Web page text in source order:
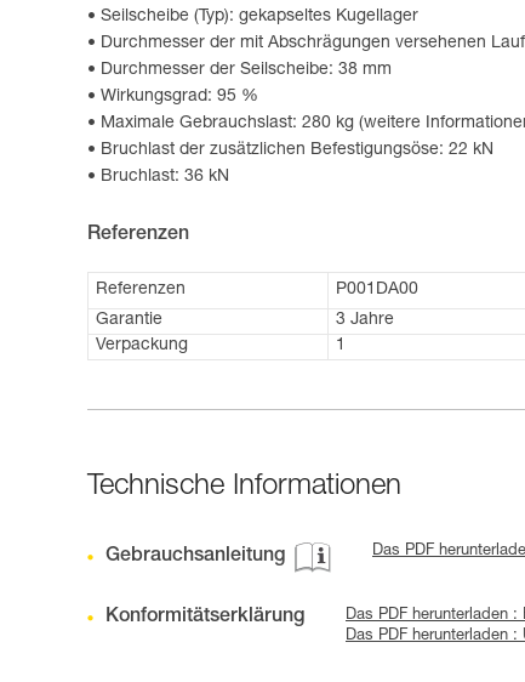
Seilscheibe (Typ): gekapseltes Kugellager
Durchmesser der mit Abschrägungen versehenen
Durchmesser der Seilscheibe: 38 mm
Wirkungsgrad: 95 %
Maximale Gebrauchslast: 280 kg (weitere
Bruchlast der zusätzlichen Befestigungsöse: 22 kN
Bruchlast: 36 kN
Referenzen
Referenzen
P001DA00
Garantie
3 Jahre
Verpackung
1
Technische Informationen
Gebrauchsanleitung Das PDF
Konformitätserklärung
Das PDF herunterladen :
Das PDF herunterladen